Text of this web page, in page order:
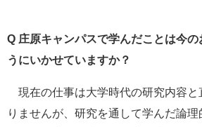
Q 庄原キャンパスで学んだことは今の
うにいかせていますか？
現在の仕事は大学時代の研究内容と
りませんが、研究を通して学んだ論